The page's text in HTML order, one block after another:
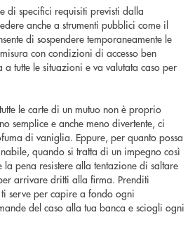
di specifici requisiti previsti dalla
anche a strumenti pubblici come il
di sospendere temporaneamente le
con condizioni di accesso ben
tutte le situazioni e va valutata caso per
le carte di un mutuo non è proprio
semplice e anche meno divertente, ci
di vaniglia. Eppure, per quanto possa
quando si tratta di un impegno così
pena resistere alla tentazione di saltare
arrivare dritti alla firma. Prenditi
serve per capire a fondo ogni
del caso alla tua banca e sciogli ogni